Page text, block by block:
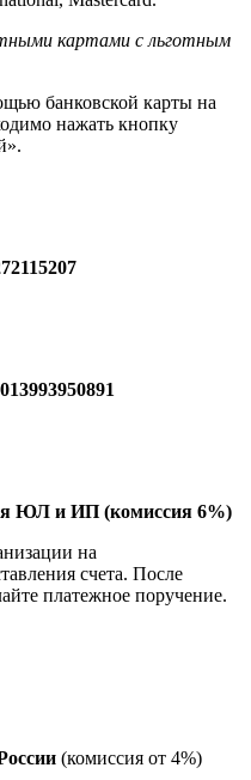
картами с льготным
банковской карты на
нажать кнопку
ЮЛ и ИП (комиссия 6%)
на
счета. После
платежное поручение.
(комиссия от 4%)